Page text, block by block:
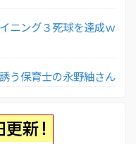
ニング３死球を達成ｗ
う保育士の永野紬さん